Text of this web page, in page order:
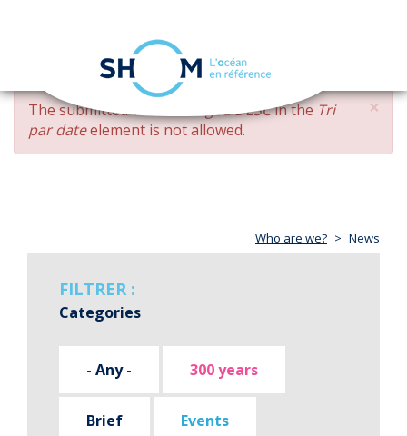
Skip
main
content
navigation
×
ERROR
MESSAGE
The submitted value changed DESCin the Tri
par dateelement is not allowed.
Who are we? News
FILTRER :
Categories
- Any - 300 years
Brief Events